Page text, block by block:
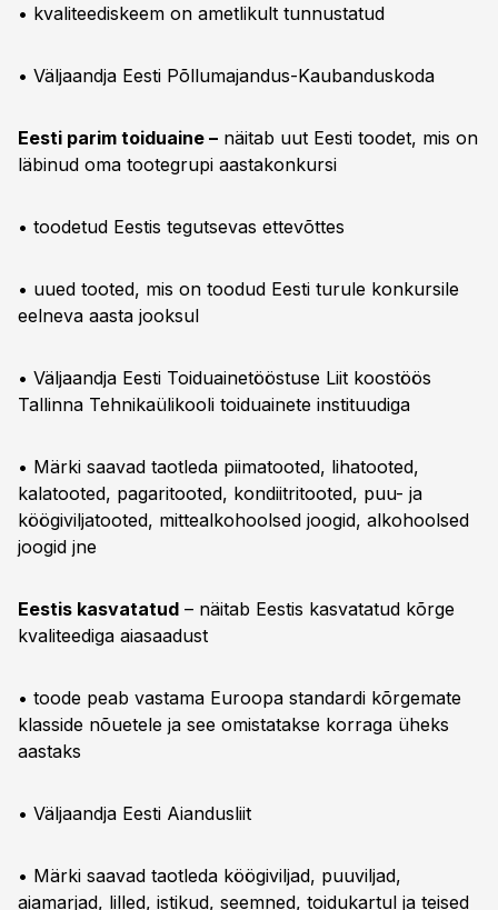
• kvaliteediskeem on ametlikult tunnustatud
• Väljaandja Eesti Põllumajandus-Kaubanduskoda
Eesti parim toiduaine – näitab uut Eesti toodet, mis on
läbinud oma tootegrupi aastakonkursi
• toodetud Eestis tegutsevas ettevõttes
• uued tooted, mis on toodud Eesti turule konkursile
eelneva aasta jooksul
• Väljaandja Eesti Toiduainetööstuse Liit koostöös
Tallinna Tehnikaülikooli toiduainete instituudiga
• Märki saavad taotleda piimatooted, lihatooted,
kalatooted, pagaritooted, kondiitritooted, puu- ja
köögiviljatooted, mittealkohoolsed joogid, alkohoolsed
joogid jne
Eestis kasvatatud – näitab Eestis kasvatatud kõrge
kvaliteediga aiasaadust
• toode peab vastama Euroopa standardi kõrgemate
klasside nõuetele ja see omistatakse korraga üheks
aastaks
• Väljaandja Eesti Aiandusliit
• Märki saavad taotleda köögiviljad, puuviljad,
aiamarjad, lilled, istikud, seemned, toidukartul ja teised